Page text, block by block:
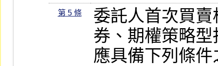
第 5 條
委託人首次買
券、期權策略
應具備下列條件